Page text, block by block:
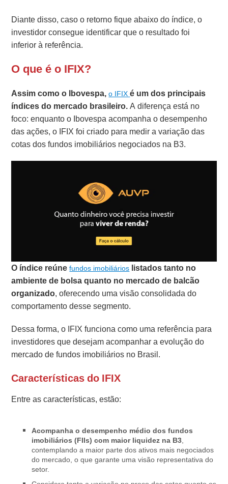
Diante disso, caso o retorno fique abaixo do índice, o
investidor consegue identificar que o resultado foi
inferior à referência.
O que é o IFIX?
Assim como o Ibovespa,o IFIXé um dos principais
índices do mercado brasileiro.A diferença está no
foco: enquanto o Ibovespa acompanha o desempenho
das ações, o IFIX foi criado para medir a variação das
cotas dos fundos imobiliários negociados na B3.
O índice reúnefundos imobiliários listados tanto no
ambiente de bolsa quanto no mercado de balcão
organizado, oferecendo uma visão consolidada do
comportamento desse segmento.
Dessa forma, o IFIX funciona como uma referência para
investidores que desejam acompanhar a evolução do
mercado de fundos imobiliários no Brasil.
Características do IFIX
Entre as características, estão:
Acompanha o desempenho médio dos fundos
imobiliários (FIIs) com maior liquidez na B3,
contemplando a maior parte dos ativos mais negociados
do mercado, o que garante uma visão representativa do
setor.